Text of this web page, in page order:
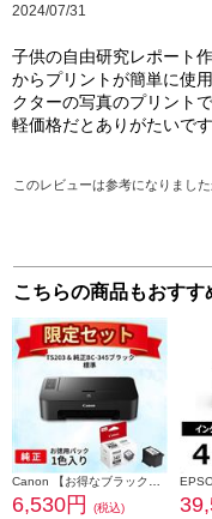
2024/07/31
子供の自由研究レポート
からプリントが簡単に使
クターの写真のプリント
軽価格だとありがたいです
このレビューは参考になりました
こちらの商品もおすす
6,530円
(税込)